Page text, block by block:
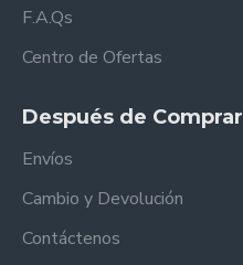
F.A.Qs
Centro de Ofertas
Después de Comprar
Envíos
Cambio y Devolución
Contáctenos